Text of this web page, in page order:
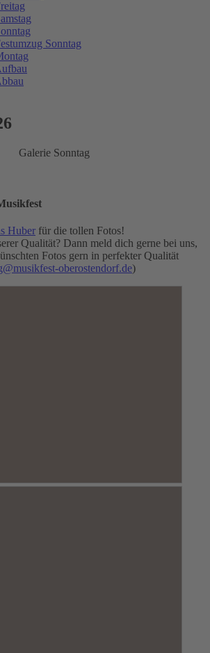
Sonntag
Galerie Sonntag
Huber für die tollen Fotos!
Qualität? Dann meld dich gerne bei uns,
Fotos gern in perfekter Qualität
oberostendorf.de)